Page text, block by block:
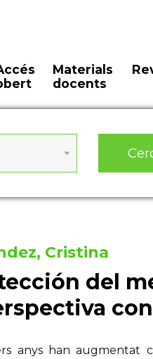
Materials
docents
Cristina
del
anys han augmentat